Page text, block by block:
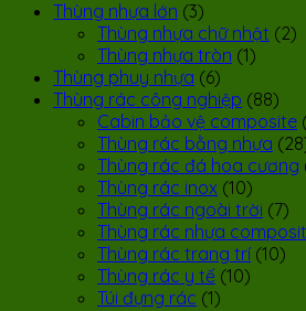
Thùng nhựa lớn (3)
Thùng nhựa chữ nhật (2)
Thùng nhựa tròn (1)
Thùng phuy nhựa (6)
Thùng rác công nghiệp (88)
Cabin bảo vệ composite
Thùng rác bằng nhựa
Thùng rác đá hoa cương
Thùng rác inox (10)
Thùng rác ngoài trời (7)
Thùng rác nhựa
Thùng rác trang trí (10)
Thùng rác y tế (10)
Túi đựng rác (1)